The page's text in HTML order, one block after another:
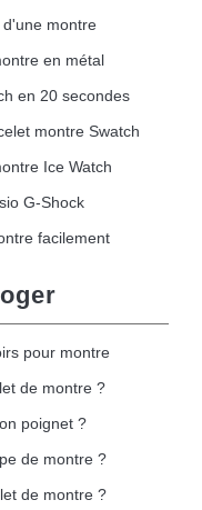
montre
en métal
en 20 secondes
montre Swatch
Ice Watch
G-Shock
facilement
pour montre
de montre ?
poignet ?
de montre ?
de montre ?